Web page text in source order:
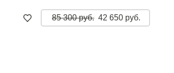
85 300 руб. 42 650 руб.